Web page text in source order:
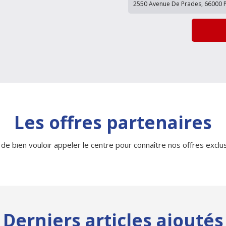
Les offres partenaires
bien vouloir appeler le centre pour connaître nos offres
Derniers articles ajoutés